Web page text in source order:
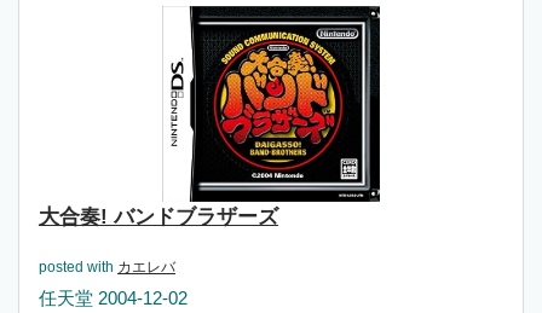
大合奏! バンドブラザーズ
posted with カエレバ
任天堂 2004-12-02